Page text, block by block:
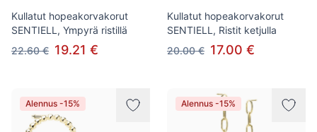
Kullatut hopeakorvakorut
SENTIELL, Ympyrä ristillä
22.60 € 19.21 €
Kullatut hopeakorvakorut
SENTIELL, Ristit ketjulla
20.00 € 17.00 €
Alennus -15% Alennus -15%